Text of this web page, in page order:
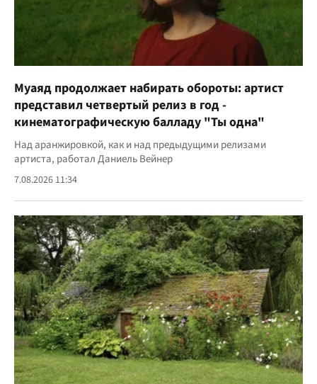
Муаяд продолжает набирать обороты: артист
представил четвертый релиз в год -
кинематографическую балладу "Ты одна"
Над аранжировкой, как и над предыдущими релизами
артиста, работал Даниель Вейнер
7.08.2026 11:34